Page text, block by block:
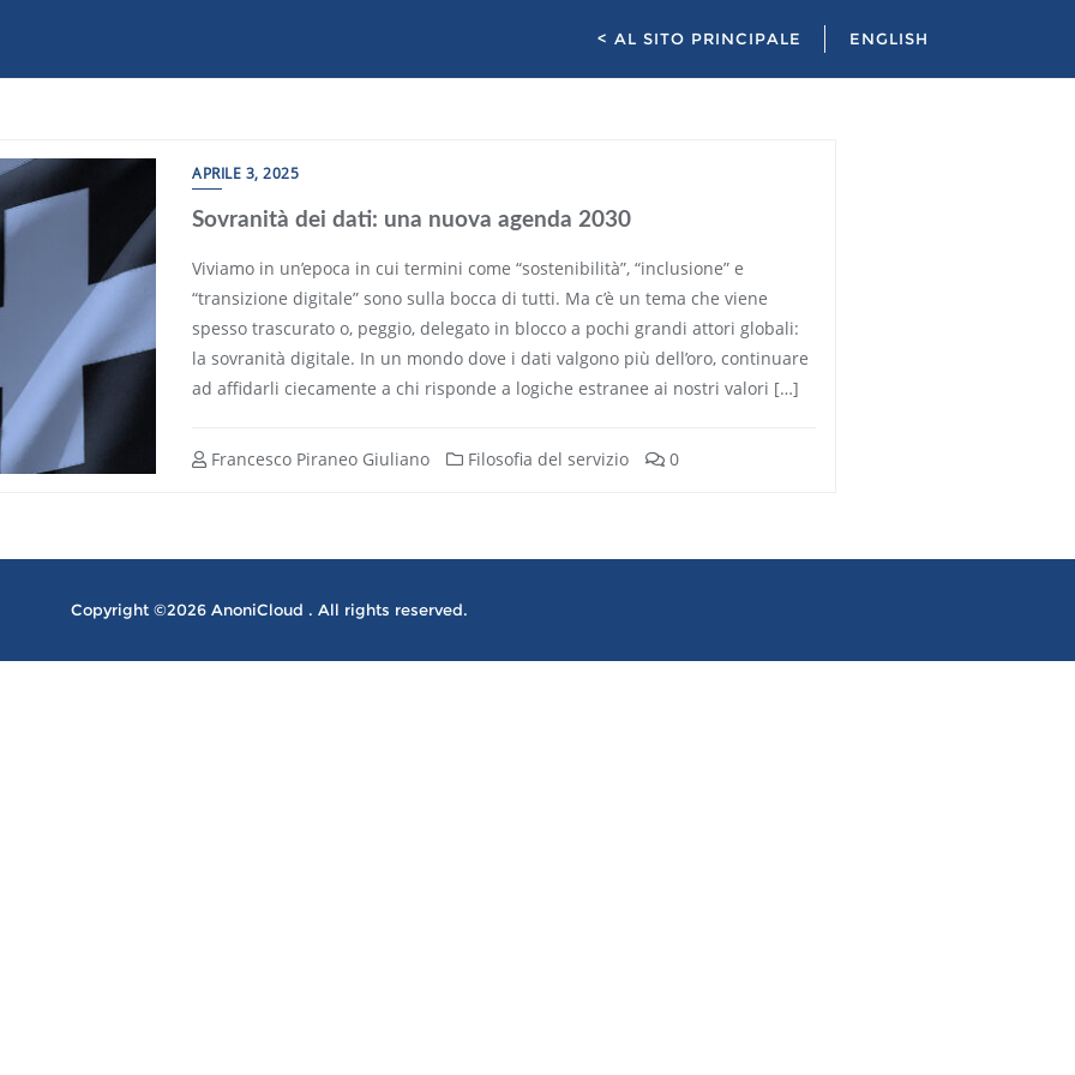
< AL SITO PRINCIPALE ENGLISH
APRILE 3, 2025
Sovranità dei dati: una nuova agenda 2030
Viviamo in un’epoca in cui termini come “sostenibilità”, “inclusione” e
“transizione digitale” sono sulla bocca di tutti. Ma c’è un tema che viene
spesso trascurato o, peggio, delegato in blocco a pochi grandi attori globali:
la sovranità digitale. In un mondo dove i dati valgono più dell’oro, continuare
ad affidarli ciecamente a chi risponde a logiche estranee ai nostri valori […]
Francesco Piraneo Giuliano Filosofia del servizio 0
Copyright ©2026 AnoniCloud . All rights reserved.